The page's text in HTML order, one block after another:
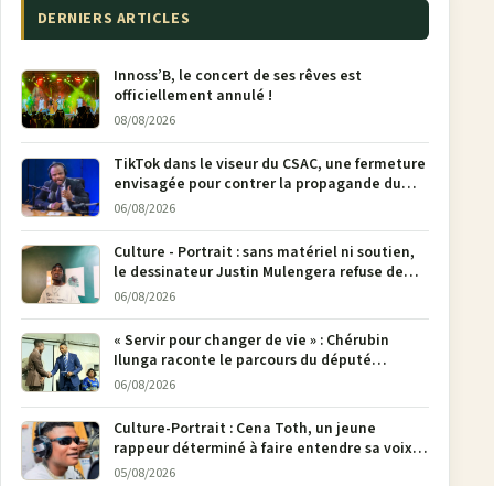
DERNIERS ARTICLES
Innoss’B, le concert de ses rêves est
officiellement annulé !
08/08/2026
TikTok dans le viseur du CSAC, une fermeture
envisagée pour contrer la propagande du
M23
06/08/2026
Culture - Portrait : sans matériel ni soutien,
le dessinateur Justin Mulengera refuse de
poser son crayon
06/08/2026
« Servir pour changer de vie » : Chérubin
Ilunga raconte le parcours du député
national Jethro Muyombi Tshimbu en 137
06/08/2026
Culture-Portrait : Cena Toth, un jeune
rappeur déterminé à faire entendre sa voix à
Bunia
05/08/2026